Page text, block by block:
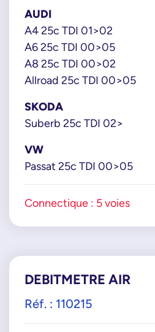
AUDI
A4 25c TDI 01>02
A6 25c TDI 00>05
A8 25c TDI 00>02
Allroad 25c TDI 00>05
SKODA
Suberb 25c TDI 02>
VW
Passat 25c TDI 00>05
Connectique : 5 voies
DEBITMETRE AIR
Réf. : 110215